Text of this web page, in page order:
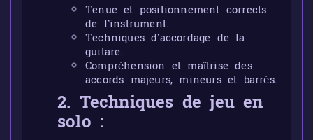
Tenue et positionnement corrects
de l’instrument.
Techniques d’accordage de la
guitare.
Compréhension et maîtrise des
accords majeurs, mineurs et barrés.
2. Techniques de jeu en
solo :